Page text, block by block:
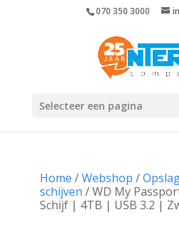
070 350 3000
Selecteer een pagina
Home /Webshop /
schijven / WD My
Schijf | 4TB | USB 3.2 |